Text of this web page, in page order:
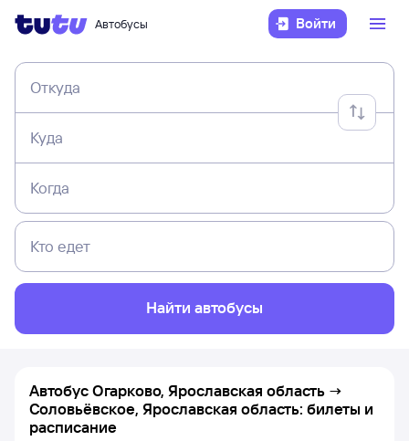
Автобусы Войти
Откуда
Куда
Когда
Кто едет
Найти автобусы
Автобус Огарково, Ярославская область →
Соловьёвское, Ярославская область: билеты и
расписание